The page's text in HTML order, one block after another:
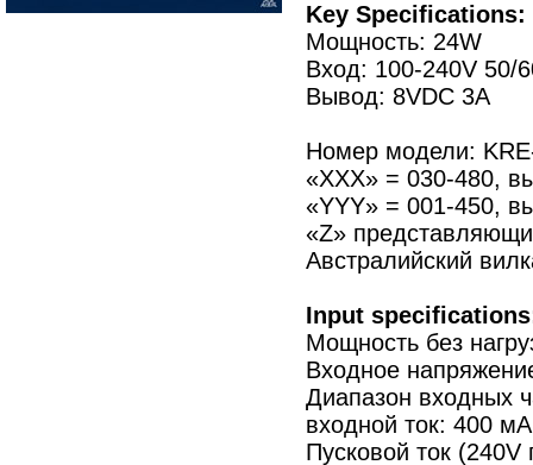
Key Specifications:
Мощность: 24W
Вход: 100-240V 50/
Вывод: 8VDC 3A
Номер модели:
«XXX» = 030-480,
«YYY» = 001-450,
«Z»
Австралийский
Input
Мощность без
Входное
Диапазон входных
входной ток: 400
Пусковой ток